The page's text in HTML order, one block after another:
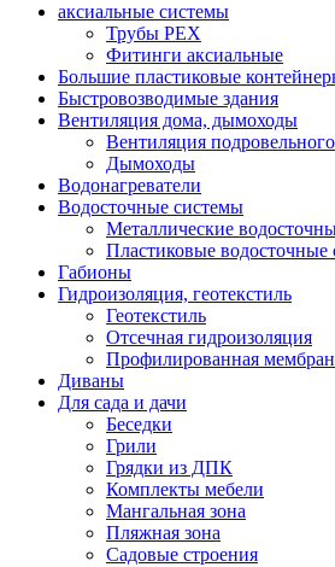
аксиальные системы
Трубы PEX
Фитинги аксиальные
Большие пластиковые
Быстровозводимые здания
Вентиляция дома, дымоходы
Вентиляция
Дымоходы
Водонагреватели
Водосточные системы
Металлические
Пластиковые водосточные
Габионы
Гидроизоляция, геотекстиль
Геотекстиль
Отсечная гидроизоляция
Профилированная
Диваны
Для сада и дачи
Беседки
Грили
Грядки из ДПК
Комплекты мебели
Мангальная зона
Пляжная зона
Садовые строения